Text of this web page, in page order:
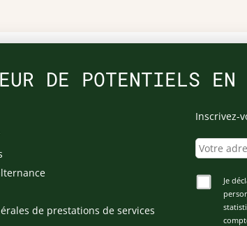
DE POTENTIELS EN
de prestations de services
Inscrivez-
Je